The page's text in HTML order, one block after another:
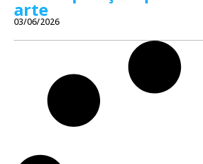
arte
03/06/2026